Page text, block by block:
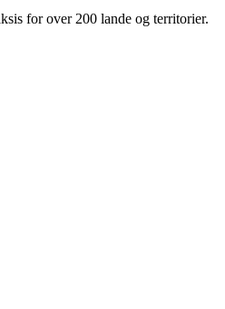
for over 200 lande og territorier.